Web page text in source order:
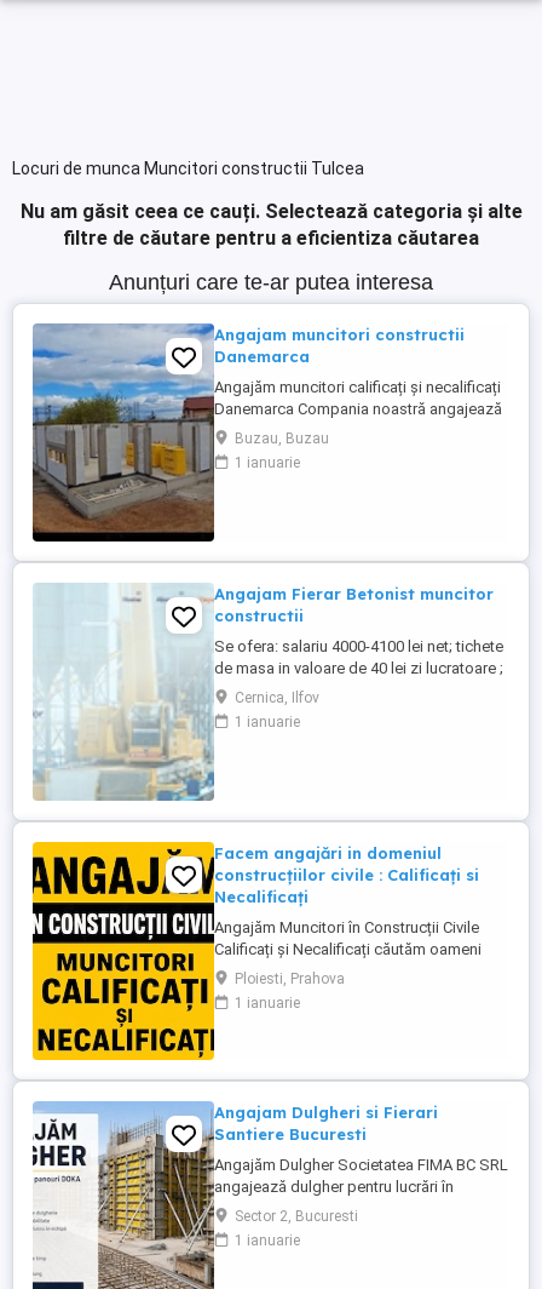
Locuri de munca Muncitori constructii Tulcea
Nu am găsit ceea ce cauți. Selectează categoria și alte
filtre de căutare pentru a eficientiza căutarea
Anunțuri care te-ar putea interesa
Angajam muncitori constructii
Danemarca
Angajăm muncitori calificați și necalificați
Danemarca Compania noastră angajează
muncitori calificați și necalificați pentru
construcții în Danemarca. Oferim: * Salariu
atractiv, plătit la timp. * Cazare * Contract
Buzau, Buzau
1 ianuarie
Angajam Fierar Betonist muncitor
constructii
Se ofera: salariu 4000-4100 lei net; tichete
de masa in valoare de 40 lei zi lucratoare ;
asigurare privata de sanatate; decontare
transport; cazare pentru salariatii din
provincie; Ne situam pe platforma
Cernica, Ilfov
1 ianuarie
Facem angajări in domeniul
construcțiilor civile : Calificați si
Necalificați
Angajăm Muncitori în Construcții Civile
Calificați și Necalificați căutăm oameni
serioși, responsabili și implicați pentru
lucrări de calitate. Posturi disponibile:
Muncitori Calificați Polivalenți (cu
cunoștințe de bază ...
Ploiesti, Prahova
1 ianuarie
Angajam Dulgheri si Fierari
Santiere Bucuresti
Angajăm Dulgher Societatea FIMA BC SRL
angajează dulgher pentru lucrări în
domeniul construcțiilor. Cerințe: *
Experiență în lucrări de dulgherie
constituie avantaj; * Seriozitate și
Sector 2, Bucuresti
1 ianuarie